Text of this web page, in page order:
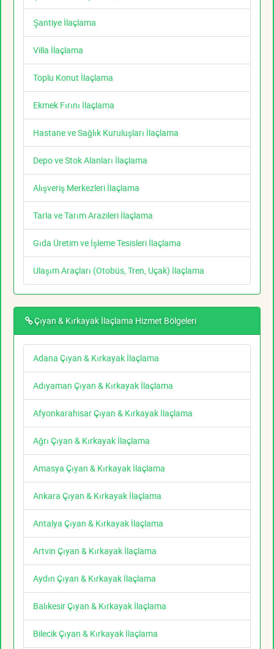
Şantiye İlaçlama
Villa İlaçlama
Toplu Konut İlaçlama
Ekmek Fırını İlaçlama
Hastane ve Sağlık Kuruluşları İlaçlama
Depo ve Stok Alanları İlaçlama
Alışveriş Merkezleri İlaçlama
Tarla ve Tarım Arazileri İlaçlama
Gıda Üretim ve İşleme Tesisleri İlaçlama
Ulaşım Araçları (Otobüs, Tren, Uçak) İlaçlama
Çıyan & Kırkayak İlaçlama Hizmet Bölgeleri
Adana Çıyan & Kırkayak İlaçlama
Adıyaman Çıyan & Kırkayak İlaçlama
Afyonkarahisar Çıyan & Kırkayak İlaçlama
Ağrı Çıyan & Kırkayak İlaçlama
Amasya Çıyan & Kırkayak İlaçlama
Ankara Çıyan & Kırkayak İlaçlama
Antalya Çıyan & Kırkayak İlaçlama
Artvin Çıyan & Kırkayak İlaçlama
Aydın Çıyan & Kırkayak İlaçlama
Balıkesir Çıyan & Kırkayak İlaçlama
Bilecik Çıyan & Kırkayak İlaçlama